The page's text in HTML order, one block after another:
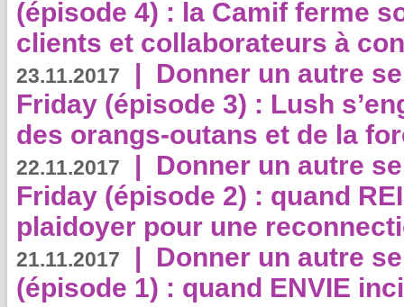
(épisode 4) : la Camif ferme
clients et collaborateurs à
23.11.2017 | Donner un autre
Friday (épisode 3) : Lush
des orangs-outans et de la
22.11.2017 | Donner un autre
Friday (épisode 2) : quand
plaidoyer pour une
21.11.2017 | Donner un autre
(épisode 1) : quand ENVIE